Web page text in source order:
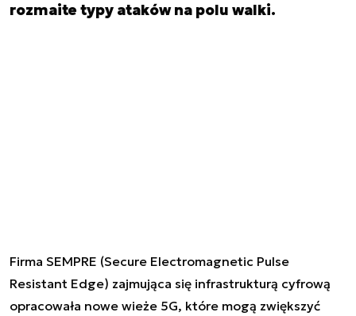
rozmaite typy ataków na polu walki.
Firma SEMPRE (Secure Electromagnetic Pulse
Resistant Edge) zajmująca się infrastrukturą cyfrową
opracowała nowe wieże 5G, które mogą zwiększyć